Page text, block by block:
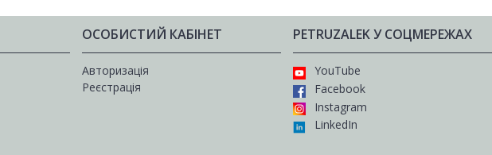
ОСОБИСТИЙ КАБІНЕТ
Авторизація
Реєстрація
PETRUZALEK У СОЦМЕРЕЖАХ
YouTube
Facebook
Instagram
LinkedIn